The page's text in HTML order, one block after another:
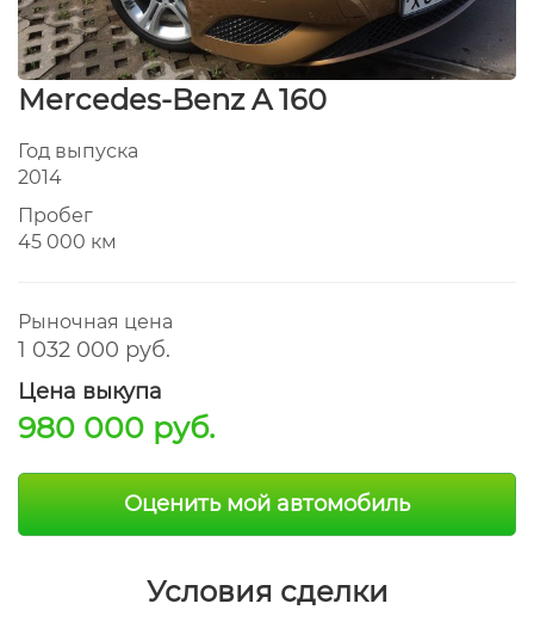
Mercedes-Benz A 160
Год выпуска
2014
Пробег
45 000 км
Рыночная цена
1 032 000 руб.
Цена выкупа
980 000 руб.
Оценить мой автомобиль
Условия сделки